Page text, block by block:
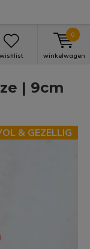
wishlist winkelwagen
0
| 9cm
& GEZELLIG